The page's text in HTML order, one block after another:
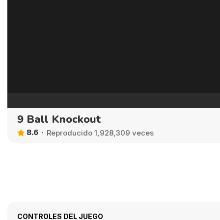
9 Ball Knockout
8.6 Reproducido 1,928,309 veces
CONTROLES DEL JUEGO